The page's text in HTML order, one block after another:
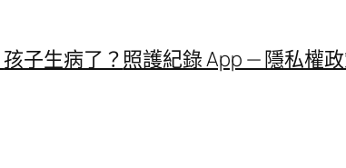
孩子生病了？照護紀錄 App — 隱私權